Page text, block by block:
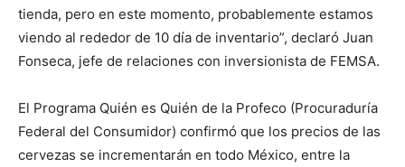
tienda, pero en este momento, probablemente estamos
viendo al rededor de 10 día de inventario”, declaró Juan
Fonseca, jefe de relaciones con inversionista de FEMSA.
El Programa Quién es Quién de la Profeco (Procuraduría
Federal del Consumidor) confirmó que los precios de las
cervezas se incrementarán en todo México, entre la